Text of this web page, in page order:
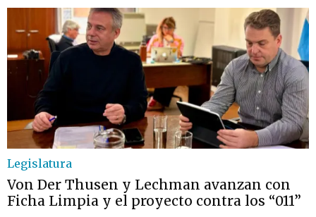
Legislatura
Von Der Thusen y Lechman avanzan con
Ficha Limpia y el proyecto contra los “011”